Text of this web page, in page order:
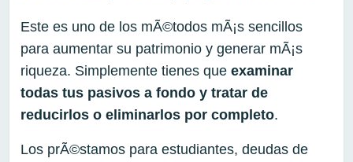
Este es uno de los mÃ©todos mÃ¡s sencillos
para aumentar su patrimonio y generar mÃ¡s
riqueza. Simplemente tienes que examinar
todas tus pasivos a fondo y tratar de
reducirlos o eliminarlos por completo.
Los prÃ©stamos para estudiantes, deudas de